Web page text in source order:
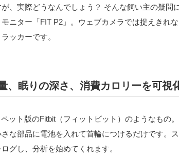
、実際どうなんでしょう？ そんな飼い主の疑問
モニター「FIT P2」。ウェブカメラでは捉えきれ
ッカーです。
、眠りの深さ、消費カロリーを可視
ペット版のFitbit（フィットビット）のようなもの
な部品に電池を入れて首輪につけるだけです。
グし、分析を始めてくれます。